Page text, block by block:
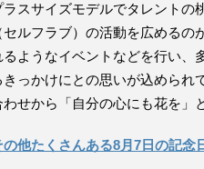
ラスサイズモデルでタレントの
セルフラブ）の活動を広める
るようなイベントなどを行い、
きっかけにとの思いが込められ
わせから「自分の心にも花を」
の他たくさんある8月7日の記